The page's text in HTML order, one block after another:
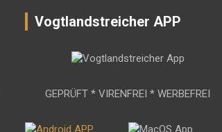
Vogtlandstreicher APP
GEPRÜFT * VIRENFREI * WERBEFREI